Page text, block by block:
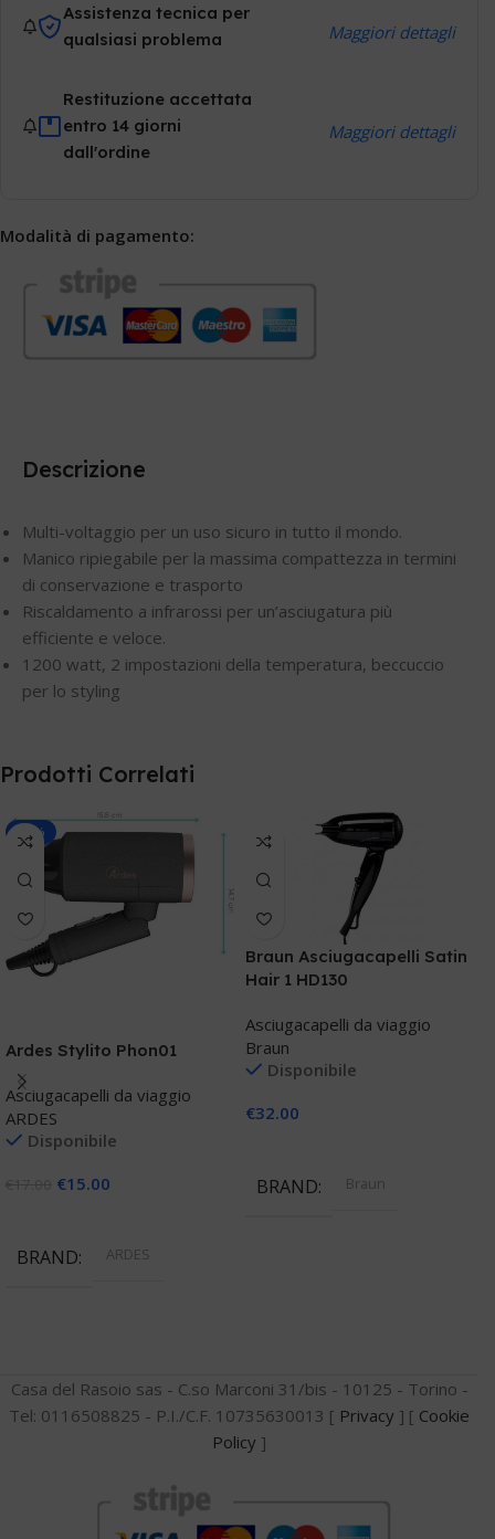
Assistenza tecnica per
qualsiasi problema
Maggiori dettagli
Restituzione accettata
entro 14 giorni
dall'ordine
Maggiori dettagli
Modalità di pagamento:
Descrizione
Multi-voltaggio per un uso sicuro in tutto il mondo.
Manico ripiegabile per la massima compattezza in termini
di conservazione e trasporto
Riscaldamento a infrarossi per un’asciugatura più
efficiente e veloce.
1200 watt, 2 impostazioni della temperatura, beccuccio
per lo styling
Prodotti Correlati
-12%
Ardes Stylito Phon01
Asciugacapelli da viaggio
ARDES
Disponibile
€15.00
BRAND ARDES
Braun Asciugacapelli Satin
Hair 1 HD130
Asciugacapelli da viaggio
Braun
Disponibile
€32.00
BRAND Braun
Casa del Rasoio sas - C.so Marconi 31/bis - 10125 - Torino -
Tel: 0116508825 - P.I./C.F. 10735630013 [ Privacy ] [ Cookie
Policy ]